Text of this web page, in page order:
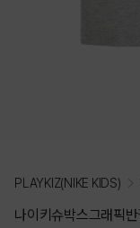
PLAYKIZ(NIKE KIDS)
나이키슈박스그래픽